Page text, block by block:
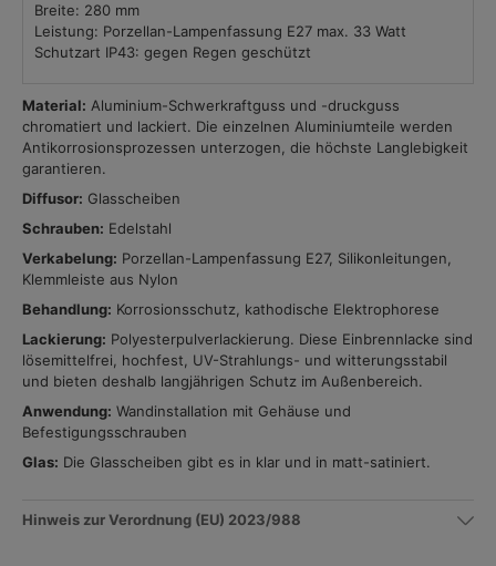
Breite: 280 mm
Leistung: Porzellan-Lampenfassung E27 max. 33 Watt
Schutzart IP43: gegen Regen geschützt
Material: Aluminium-Schwerkraftguss und -druckguss
chromatiert und lackiert. Die einzelnen Aluminiumteile werden
Antikorrosionsprozessen unterzogen, die höchste Langlebigkeit
garantieren.
Diffusor: Glasscheiben
Schrauben: Edelstahl
Verkabelung: Porzellan-Lampenfassung E27, Silikonleitungen,
Klemmleiste aus Nylon
Behandlung: Korrosionsschutz, kathodische Elektrophorese
Lackierung: Polyesterpulverlackierung. Diese Einbrennlacke sind
lösemittelfrei, hochfest, UV-Strahlungs- und witterungsstabil
und bieten deshalb langjährigen Schutz im Außenbereich.
Anwendung: Wandinstallation mit Gehäuse und
Befestigungsschrauben
Glas: Die Glasscheiben gibt es in klar und in matt-satiniert.
Hinweis zur Verordnung (EU) 2023/988